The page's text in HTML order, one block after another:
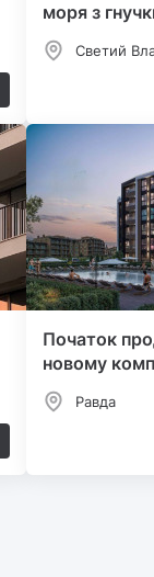
моря з
оплати
Светий
Початок
новому
типу
Равда